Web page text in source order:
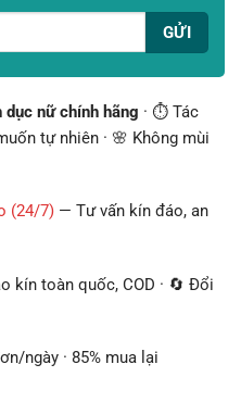
nữ chính hãng · ⏱️ Tác
tự nhiên · 🌸 Không mùi
(24/7) — Tư vấn kín đáo, an
kín toàn quốc, COD · 🔄 Đổi
ngày · 85% mua lại